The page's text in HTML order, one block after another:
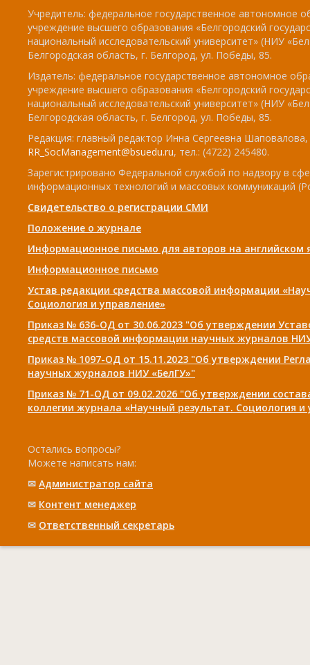
Учредитель: федеральное государственное автономное
учреждение высшего образования «Белгородский
национальный исследовательский университет» (НИУ
Белгородская область, г. Белгород, ул. Победы, 85.
Издатель: федеральное государственное автономное
учреждение высшего образования «Белгородский
национальный исследовательский университет» (НИУ
Белгородская область, г. Белгород, ул. Победы, 85.
Редакция: главный редактор Инна Сергеевна
RR_SocManagement@bsuedu.ru, тел.: (4722) 245480.
Зарегистрировано Федеральной службой по надзору в
информационных технологий и массовых коммуникаций
Свидетельство о регистрации СМИ
Положение о журнале
Информационное письмо для авторов на английском
Информационное письмо
Устав редакции средства массовой информации
Социология и управление»
Приказ № 636-ОД от 30.06.2023 "Об утверждении
средств массовой информации научных журналов
Приказ № 1097-ОД от 15.11.2023 "Об утверждении
научных журналов НИУ «БелГУ»"
Приказ № 71-ОД от 09.02.2026 "Об утверждении
коллегии журнала «Научный результат. Социология и
Остались вопросы?
Можете написать нам:
✉ Администратор сайта
✉ Контент менеджер
✉ Ответственный cекретарь